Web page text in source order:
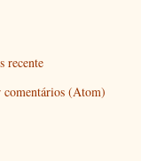
recente
comentários (Atom)